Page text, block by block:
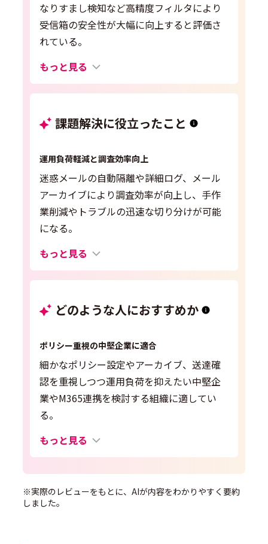
なりすまし検知など高精度フィルタにより
受信箱の安全性が大幅に向上すると評価さ
れている。
もっと見る
課題解決に役立ったこと
運用負荷軽減と調査効率向上
迷惑メールの自動隔離や詳細ログ、メール
アーカイブにより調査効率が向上し、手作
業削減やトラブルの迅速な切り分けが可能
になる。
もっと見る
どのような人におすすめか
ポリシー重視の中堅企業に適合
細かなポリシー設定やアーカイブ、送達確
認を重視しつつ運用負荷を抑えたい中堅企
業やM365連携を検討する組織に適してい
る。
もっと見る
※実際のレビューをもとに、AIが内容をわかりやすく要約
しました。